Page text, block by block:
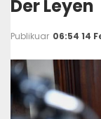
Der Leyen
Publikuar 06:54 14